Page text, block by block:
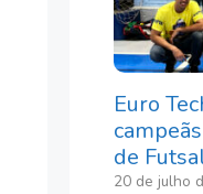
Euro
de
20 de julho